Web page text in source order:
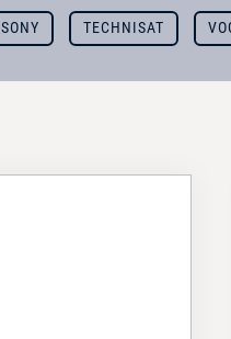
SONY TECHNISAT